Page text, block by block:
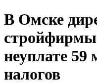
В Омске
неуплате 59
налогов